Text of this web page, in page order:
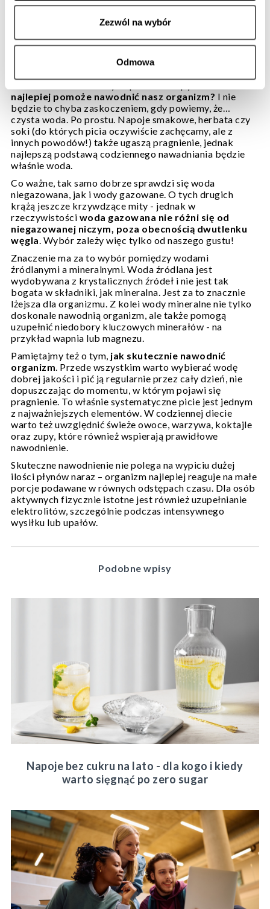
Zezwól na wybór
Odmowa
A CZYM POWINNIŚMY SIĘ
najlepiej pomoże nawodnić nasz organizm? I nie
będzie to chyba zaskoczeniem, gdy powiemy, że…
czysta woda. Po prostu. Napoje smakowe, herbata czy
soki (do których picia oczywiście zachęcamy, ale z
innych powodów!) także ugaszą pragnienie, jednak
najlepszą podstawą codziennego nawadniania będzie
właśnie woda.
Co ważne, tak samo dobrze sprawdzi się woda
niegazowana, jak i wody gazowane. O tych drugich
krążą jeszcze krzywdzące mity - jednak w
rzeczywistości woda gazowana nie różni się od
niegazowanej niczym, poza obecnością dwutlenku
węgla. Wybór zależy więc tylko od naszego gustu!
Znaczenie ma za to wybór pomiędzy wodami
źródlanymi a mineralnymi. Woda źródlana jest
wydobywana z krystalicznych źródeł i nie jest tak
bogata w składniki, jak mineralna. Jest za to znacznie
lżejsza dla organizmu. Z kolei wody mineralne nie tylko
doskonale nawodnią organizm, ale także pomogą
uzupełnić niedobory kluczowych minerałów - na
przykład wapnia lub magnezu.
Pamiętajmy też o tym, jak skutecznie nawodnić
organizm. Przede wszystkim warto wybierać wodę
dobrej jakości i pić ją regularnie przez cały dzień, nie
dopuszczając do momentu, w którym pojawi się
pragnienie. To właśnie systematyczne picie jest jednym
z najważniejszych elementów. W codziennej diecie
warto też uwzględnić świeże owoce, warzywa, koktajle
oraz zupy, które również wspierają prawidłowe
nawodnienie.
Skuteczne nawodnienie nie polega na wypiciu dużej
ilości płynów naraz – organizm najlepiej reaguje na małe
porcje podawane w równych odstępach czasu. Dla osób
aktywnych fizycznie istotne jest również uzupełnianie
elektrolitów, szczególnie podczas intensywnego
wysiłku lub upałów.
Podobne wpisy
Napoje bez cukru na lato - dla kogo i kiedy
warto sięgnąć po zero sugar